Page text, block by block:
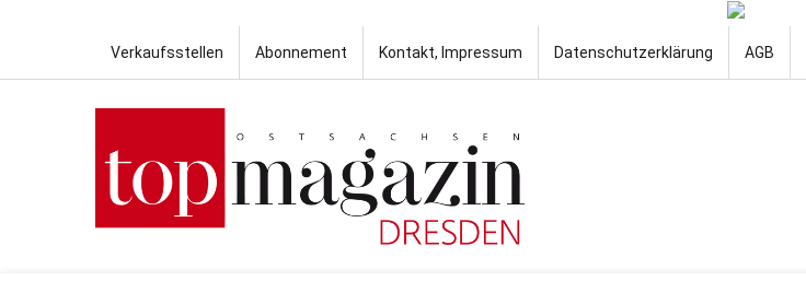
Verkaufsstellen Abonnement Kontakt, Impressum Datenschutzerklärung AGB